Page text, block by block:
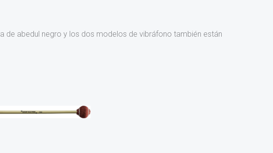
de abedul negro y los dos modelos de vibráfono también están